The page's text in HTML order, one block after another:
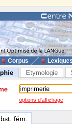
Corpus
Etymologie
options d'affichage
fém.